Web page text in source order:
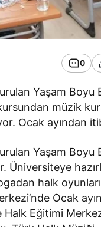
0
Yaşam Boyu
müzik
Ocak ayından
Yaşam Boyu
Üniversiteye
halk
Ocak
Eğitimi